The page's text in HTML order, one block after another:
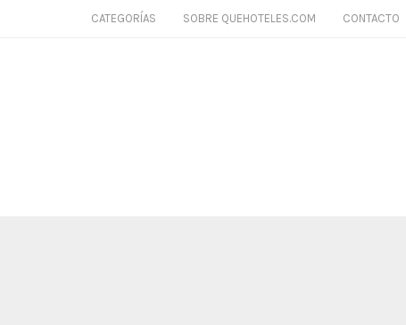
CATEGORÍAS SOBRE QUEHOTELES.COM CONTACTO